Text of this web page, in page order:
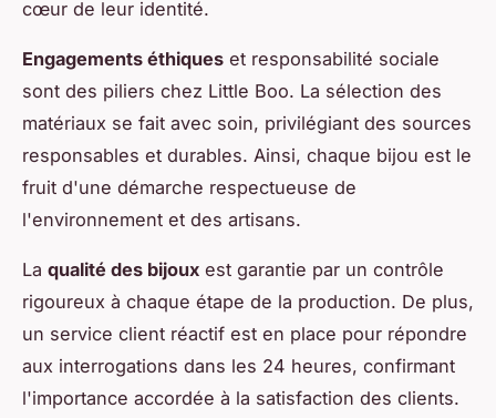
cœur de leur identité.
Engagements éthiques et responsabilité sociale
sont des piliers chez Little Boo. La sélection des
matériaux se fait avec soin, privilégiant des sources
responsables et durables. Ainsi, chaque bijou est le
fruit d'une démarche respectueuse de
l'environnement et des artisans.
La qualité des bijoux est garantie par un contrôle
rigoureux à chaque étape de la production. De plus,
un service client réactif est en place pour répondre
aux interrogations dans les 24 heures, confirmant
l'importance accordée à la satisfaction des clients.